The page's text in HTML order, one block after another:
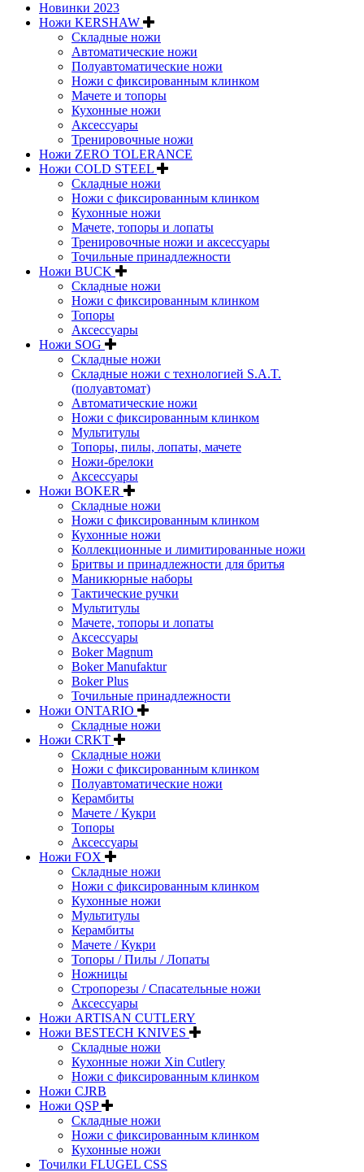
Новинки 2023
Ножи KERSHAW
Складные ножи
Автоматические ножи
Полуавтоматические ножи
Ножи с фиксированным клинком
Мачете и топоры
Кухонные ножи
Аксессуары
Тренировочные ножи
Ножи ZERO TOLERANCE
Ножи COLD STEEL
Складные ножи
Ножи с фиксированным клинком
Кухонные ножи
Мачете, топоры и лопаты
Тренировочные ножи и аксессуары
Точильные принадлежности
Ножи BUCK
Складные ножи
Ножи с фиксированным клинком
Топоры
Аксессуары
Ножи SOG
Складные ножи
Складные ножи с технологией S.A.T.
(полуавтомат)
Автоматические ножи
Ножи с фиксированным клинком
Мультитулы
Топоры, пилы, лопаты, мачете
Ножи-брелоки
Аксессуары
Ножи BOKER
Складные ножи
Ножи с фиксированным клинком
Кухонные ножи
Коллекционные и лимитированные ножи
Бритвы и принадлежности для бритья
Маникюрные наборы
Тактические ручки
Мультитулы
Мачете, топоры и лопаты
Аксессуары
Boker Magnum
Boker Manufaktur
Boker Plus
Точильные принадлежности
Ножи ONTARIO
Складные ножи
Ножи CRKT
Складные ножи
Ножи с фиксированным клинком
Полуавтоматические ножи
Керамбиты
Мачете / Кукри
Топоры
Аксессуары
Ножи FOX
Складные ножи
Ножи с фиксированным клинком
Кухонные ножи
Мультитулы
Керамбиты
Мачете / Кукри
Топоры / Пилы / Лопаты
Ножницы
Стропорезы / Спасательные ножи
Аксессуары
Ножи ARTISAN CUTLERY
Ножи BESTECH KNIVES
Складные ножи
Кухонные ножи Xin Cutlery
Ножи с фиксированным клинком
Ножи CJRB
Ножи QSP
Складные ножи
Ножи с фиксированным клинком
Кухонные ножи
Точилки FLUGEL CSS